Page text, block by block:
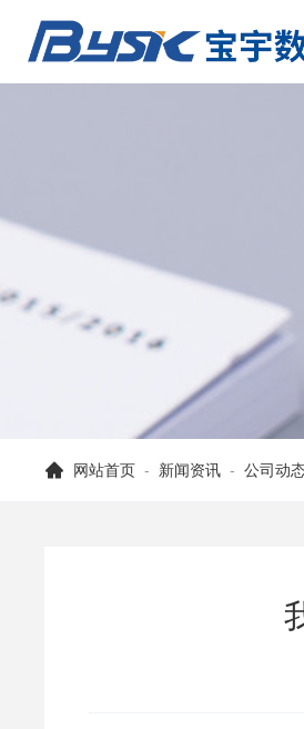
网站首页 - 新闻资讯 - 公司动